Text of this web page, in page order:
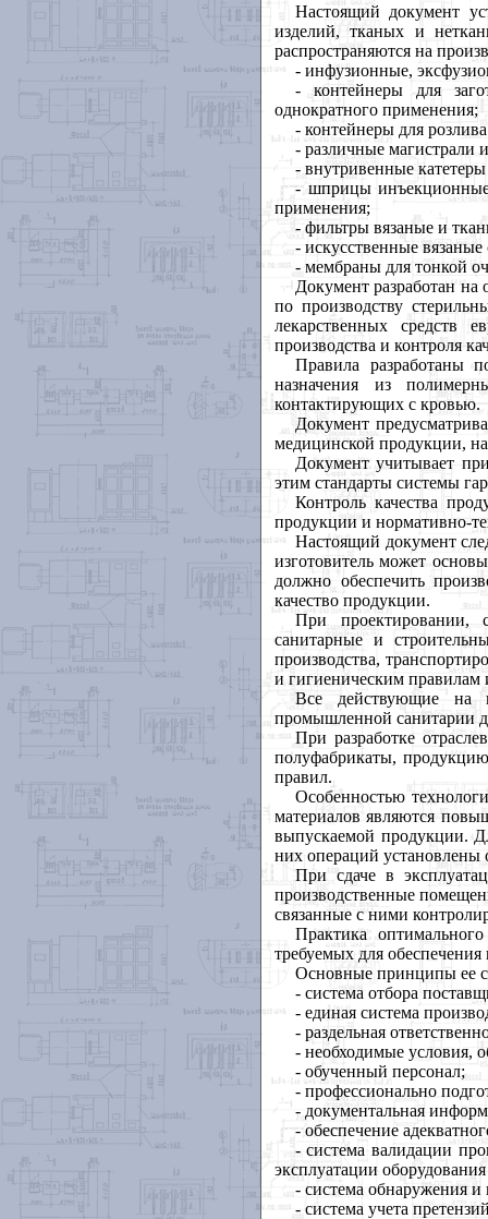
Настоящий документ
изделий, тканых и
распространяются на
- инфузионные,
- контейнеры для
однократного применения;
- контейнеры для
- различные магистрали
- внутривенные
- шприцы инъекционные
применения;
- фильтры вязаные и
- искусственные
- мембраны для тонкой
Документ разработан
по производству
лекарственных средств
производства и контроля
Правила разработаны
назначения из
контактирующих с кровью.
Документ
медицинской продукции,
Документ учитывает
этим стандарты системы
Контроль качества
продукции и нормативно-
Настоящий документ
изготовитель может
должно обеспечить
качество продукции.
При проектировании,
санитарные и
производства,
и гигиеническим
Все действующие на
промышленной санитарии
При разработке
полуфабрикаты,
правил.
Особенностью
материалов являются
выпускаемой продукции.
них операций установлены
При сдаче в
производственные
связанные с ними
Практика
требуемых для
Основные принципы ее
- система отбора
- единая система
- раздельная
- необходимые условия,
- обученный персонал;
- профессионально
- документальная
- обеспечение
- система валидации
эксплуатации
- система обнаружения
- система учета